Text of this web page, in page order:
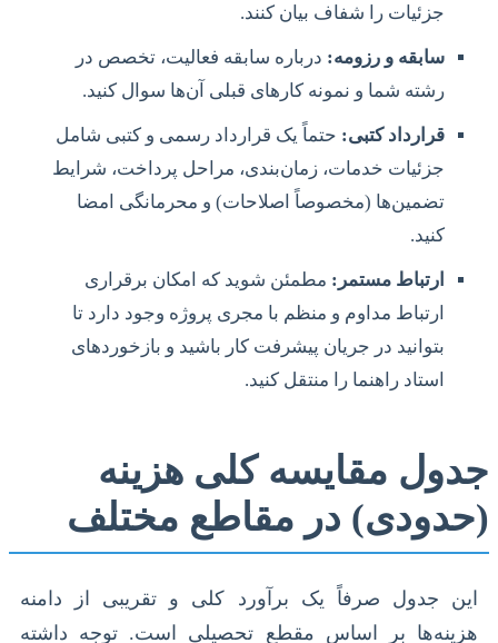
جزئیات را شفاف بیان کنند.
سابقه و رزومه: درباره سابقه فعالیت، تخصص در
رشته شما و نمونه کارهای قبلی آن‌ها سوال کنید.
قرارداد کتبی: حتماً یک قرارداد رسمی و کتبی شامل
جزئیات خدمات، زمان‌بندی، مراحل پرداخت، شرایط
تضمین‌ها (مخصوصاً اصلاحات) و محرمانگی امضا
کنید.
ارتباط مستمر: مطمئن شوید که امکان برقراری
ارتباط مداوم و منظم با مجری پروژه وجود دارد تا
بتوانید در جریان پیشرفت کار باشید و بازخوردهای
استاد راهنما را منتقل کنید.
جدول مقایسه کلی هزینه
(حدودی) در مقاطع مختلف
این جدول صرفاً یک برآورد کلی و تقریبی از دامنه
هزینه‌ها بر اساس مقطع تحصیلی است. توجه داشته